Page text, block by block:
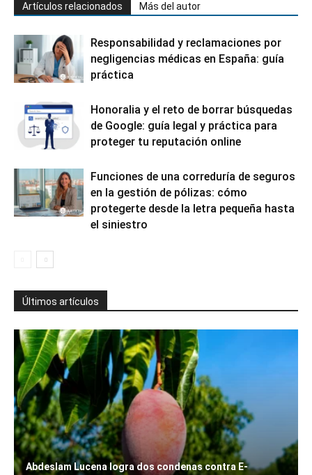
Artículos relacionados Más del autor
Responsabilidad y reclamaciones por
negligencias médicas en España: guía
práctica
Honoralia y el reto de borrar búsquedas
de Google: guía legal y práctica para
proteger tu reputación online
Funciones de una correduría de seguros
en la gestión de pólizas: cómo
protegerte desde la letra pequeña hasta
el siniestro
Últimos artículos
Abdeslam Lucena logra dos condenas contra E-